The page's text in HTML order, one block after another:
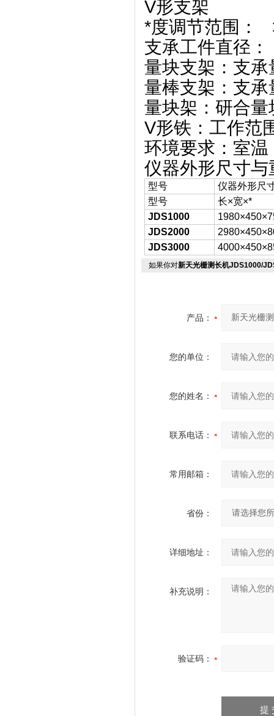
V形支架
*度调节范围：
支承工件
量块支架：支
量棒支架：支
量块架：研合
V形铁：工作范
环境要求：室
仪器外形尺寸与
型号
仪器外形尺
型号
长×宽×*
JDS1000
JDS2000
JDS3000
如果你对新天光栅测长机JDS1000/
产品：
您的单位：
您的姓名：
联系电话：
常用邮箱：
省份：
详细地址：
补充说明：
验证码：